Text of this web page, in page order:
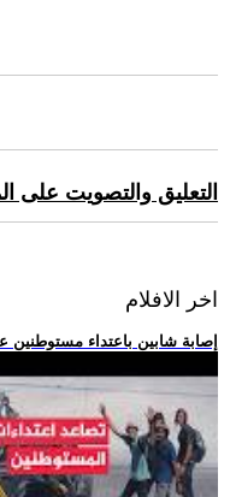
التعليق والتصويت على
اخر الافلام
.. إصابة شابين باعتداء